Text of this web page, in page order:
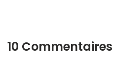
10 Commentaires